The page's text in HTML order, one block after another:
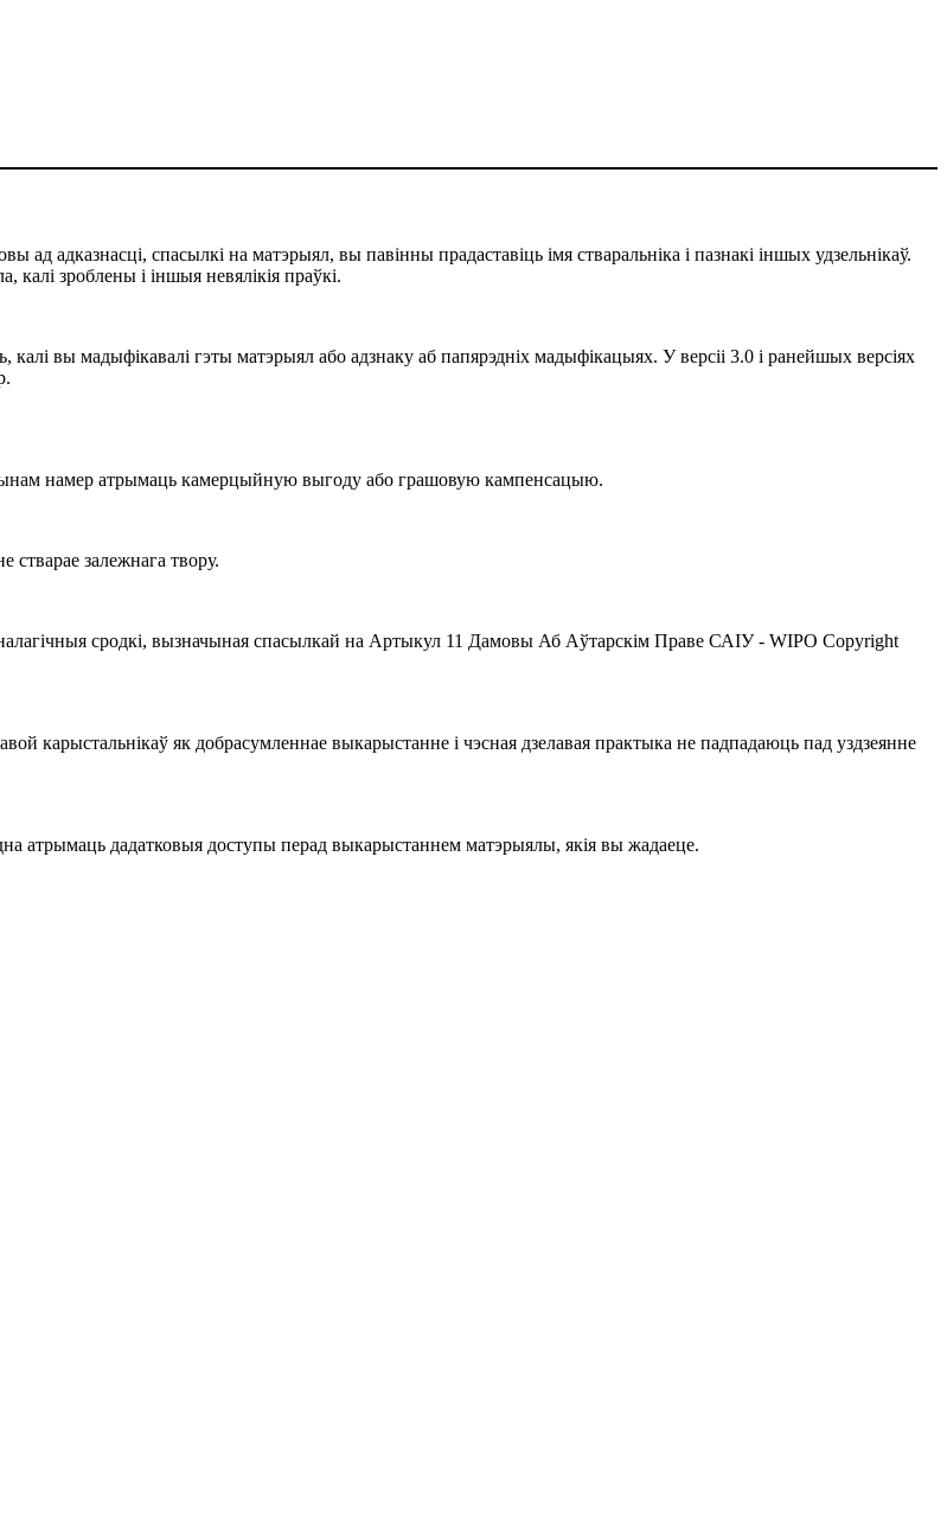
ад адказнасці, спасылкі на матэрыял, вы павінны прадаставіць імя стваральніка і пазнакі іншых удзельнікаў.
калі зроблены і іншыя невялікія праўкі.
вы мадыфікавалі гэты матэрыял або адзнаку аб папярэдніх мадыфікацыях. У версіі 3.0 і ранейшых версіях
намер атрымаць камерцыйную выгоду або грашовую кампенсацыю.
залежнага твору.
сродкі, вызначыная спасылкай на Артыкул 11 Дамовы Аб Аўтарскім Праве САІУ - WIPO Copyright
карыстальнікаў як добрасумленнае выкарыстанне і чэсная дзелавая практыка не падпадаюць пад уздзеянне
атрымаць дадатковыя доступы перад выкарыстаннем матэрыялы, якія вы жадаеце.